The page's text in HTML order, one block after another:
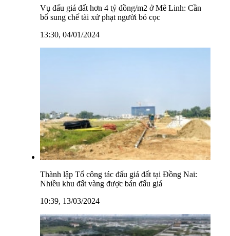
Vụ đấu giá đất hơn 4 tỷ đồng/m2 ở Mê Linh: Cần
bổ sung chế tài xử phạt người bỏ cọc
13:30, 04/01/2024
Thành lập Tổ công tác đấu giá đất tại Đồng Nai:
Nhiều khu đất vàng được bán đấu giá
10:39, 13/03/2024